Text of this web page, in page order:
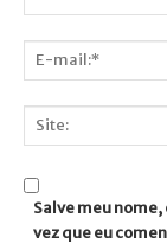
mail:*
Salve meu
vez que eu